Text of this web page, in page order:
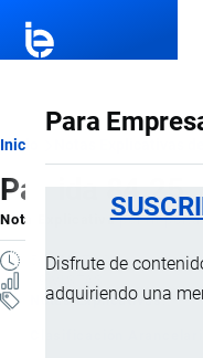
Para
Disfrute de
adquiriendo una
Ruta
de
navegación
Inicio
Partida 84.25
Nota Explicativapor
5 MINUTOS
Notas Explicativas